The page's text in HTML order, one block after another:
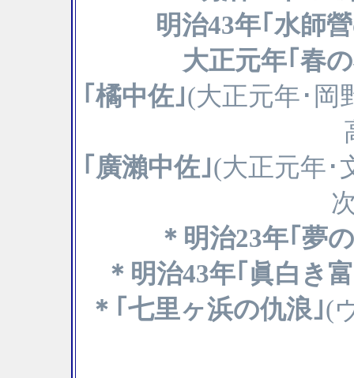
明治43年｢水師
大正元年｢春
｢橘中佐｣(大正元年･岡
｢廣瀨中佐｣(大正元年･
＊明治23年｢夢
＊明治43年｢眞白き
＊｢七里ヶ浜の仇浪｣(